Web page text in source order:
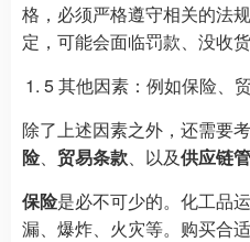
格，必须严格遵守相关的法
定，可能会面临罚款、没收
5 其他因素：例如保险、
除了上述因素之外，还需要
险、 贸易条款、以及供应链
保险是必不可少的。化工品
漏、爆炸、火灾等。购买合